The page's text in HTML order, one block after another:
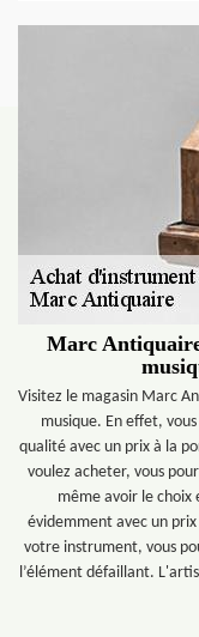
Marc
Visitez le magasin Marc
musique. En effet,
qualité avec un prix à la
voulez acheter, vous
même avoir le choix
évidemment avec un
votre instrument, vous
l’élément défaillant.